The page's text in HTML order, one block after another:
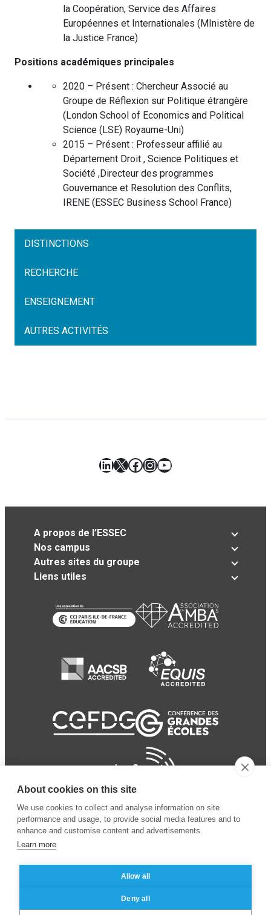
la Coopération, Service des Affaires
Européennes et Internationales ( MInistère de
la Justice France)
Positions académiques principales
2020 – Présent : Chercheur Associé au
Groupe de Réflexion sur Politique étrangère
( London School of Economics and Political
Science (LSE) Royaume-Uni)
2015 – Présent : Professeur affilié au
Département Droit , Science Politiques et
Société ,Directeur des programmes
Gouvernance et Resolution des Conflits,
IRENE ( ESSEC Business School France)
DISTINCTIONS
RECHERCHE
ENSEIGNEMENT
AUTRES ACTIVITÉS
LinkedIn
X Facebook
Instagram
YouTube
A propos de l’ESSEC
Nos campus
Autres sites du groupe
Liens utiles
Business School
Mentions légales
des données personnelles
About cookies on this site
We use cookies to collect and analyse information on site
performance and usage, to provide social media features and to
enhance and customise content and advertisements.
Learn more
Allow all
Deny all